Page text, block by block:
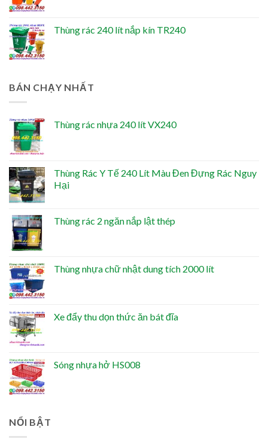
Thùng rác 240 lít nắp kín TR240
BÁN CHẠY NHẤT
Thùng rác nhựa 240 lít VX240
Thùng Rác Y Tế 240 Lít Màu Đen Đựng Rác Nguy
Hại
Thùng rác 2 ngăn nắp lật thép
Thùng nhựa chữ nhật dung tích 2000 lít
Xe đẩy thu dọn thức ăn bát đĩa
Sóng nhựa hở HS008
NỔI BẬT